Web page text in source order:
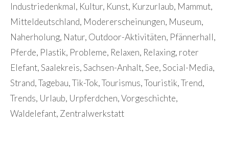
Industriedenkmal, Kultur, Kunst, Kurzurlaub, Mammut,
Mitteldeutschland, Modererscheinungen, Museum,
Naherholung, Natur, Outdoor-Aktivitäten, Pfännerhall,
Pferde, Plastik, Probleme, Relaxen, Relaxing, roter
Elefant,Saalekreis,Sachsen-Anhalt,See,Social-Media,
Strand,Tagebau,Tik-Tok,Tourismus,Touristik,Trend,
Trends, Urlaub, Urpferdchen,Vorgeschichte,
Waldelefant, Zentralwerkstatt